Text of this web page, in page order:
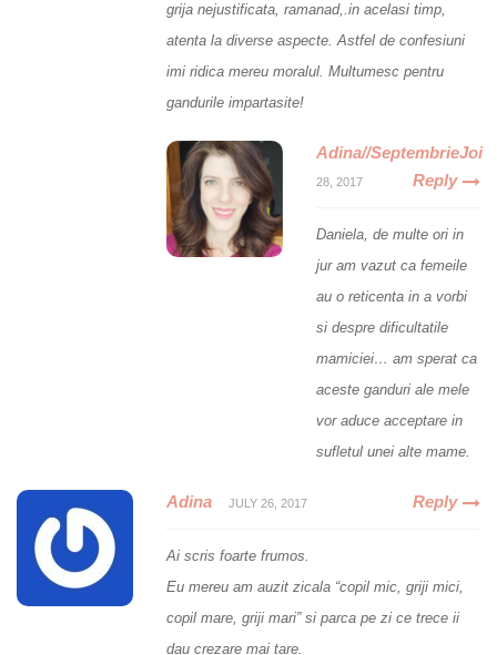
grija nejustificata, ramanad,.in acelasi timp,
atenta la diverse aspecte. Astfel de confesiuni
imi ridica mereu moralul. Multumesc pentru
gandurile impartasite!
Adina//SeptembrieJoi
28, 2017 Reply
Daniela, de multe ori in
jur am vazut ca femeile
au o reticenta in a vorbi
si despre dificultatile
mamiciei… am sperat ca
aceste ganduri ale mele
vor aduce acceptare in
sufletul unei alte mame.
Adina JULY 26, 2017 Reply
Ai scris foarte frumos.
Eu mereu am auzit zicala “copil mic, griji mici,
copil mare, griji mari” si parca pe zi ce trece ii
dau crezare mai tare.